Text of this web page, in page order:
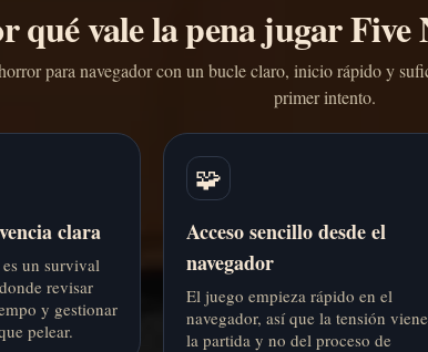
qué vale la pena jugar
para navegador con un bucle claro, inicio rápido y
primer intento.
clara
un survival
revisar
y gestionar
pelear.
🧩
Acceso sencillo desde el
navegador
El juego empieza rápido en el
navegador, así que la tensión
la partida y no del proceso de